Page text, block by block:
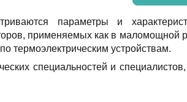
параметры и
применяемых как в маломощной
термоэлектрическим устройствам.
специальностей и